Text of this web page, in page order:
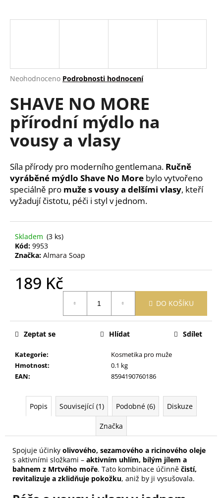
Průměrné
produktu
je
5
hvězdiček.
Neohodnoceno Podrobnosti hodnocení
SHAVE NO MORE
přírodní mýdlo na
vousy a vlasy
Síla přírody pro moderního gentlemana. Ručně
vyráběné mýdlo Shave No More bylo vytvořeno
speciálně pro muže s vousy a delšími vlasy, kteří
vyžadují čistotu, péči i styl v jednom.
Skladem (3 ks)
Kód: 9953
Značka: Almara Soap
189 Kč
DO KOŠÍKU
Kategorie:
Kosmetika pro muže
Hmotnost:
0.1 kg
EAN: 8594190760186
Zeptat se Hlídat Sdílet
Popis Související (1) Podobné (6) Diskuze
Značka
Spojuje účinky olivového, sezamového a ricinového oleje
s aktivními složkami – aktivním uhlím, bílým jílem a
bahnem z Mrtvého moře. Tato kombinace účinně čistí,
revitalizuje a zklidňuje pokožku, aniž by ji vysušovala.
j
?
HLEDAT
o
p
o
r
č
u
e
m
ZDRAVOTNÍ
OČKOVACÍ
ŽIRAFA
ŽLUTÁ
395